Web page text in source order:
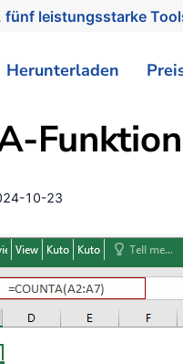
leistungsstarke
Herunterladen
-Funktion
10-23